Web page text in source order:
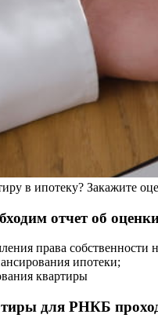
в ипотеку? Закажите
отчет об
права собственности
ипотеки;
квартиры
для РНКБ